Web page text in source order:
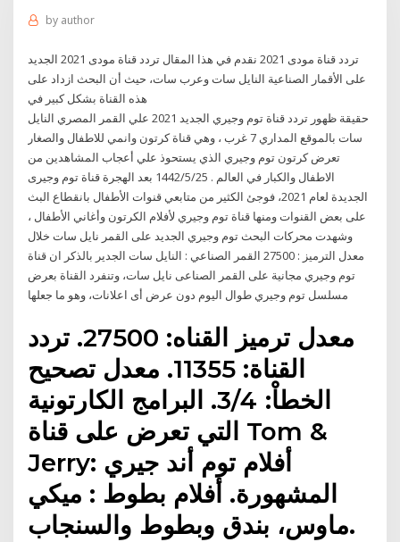
by author
تردد قناة مودى 2021 نقدم في هذا المقال تردد قناة مودى 2021 الجديد
على الأقمار الصناعية النايل سات وعرب سات، حيث أن البحث ازداد على
هذه القناة بشكل كبير في
حقيقة ظهور تردد قناة توم وجيري الجديد 2021 علي القمر المصري النايل
سات بالموقع المداري 7 غرب ، وهي قناة كرتون وانمي للاطفال والصغار
تعرض كرتون توم وجيري الذي يستحوذ علي أعجاب المشاهدين من
الاطفال والكبار في العالم . 25‏‏/5‏‏/1442 بعد الهجرة قناة توم وجيرى
الجديدة لعام 2021، فوجئ الكثير من متابعي قنوات الأطفال بانقطاع البث
على بعض القنوات ومنها قناة توم وجيري لأفلام الكرتون وأغاني الأطفال ،
وشهدت محركات البحث توم وجيري الجديد على القمر نايل سات خلال
معدل الترميز : 27500 القمر الصناعي : النايل سات الجدير بالذكر ان قناة
توم وجيري مجانية على القمر الصناعى نايل سات، وتنفرد القناة بعرض
مسلسل توم وجيري طوال اليوم دون عرض أى اعلانات، وهو ما جعلها
معدل ترميز القناه: 27500. تردد
القناة: 11355. معدل تصحيح
الخطاْ: 3/4. البرامج الكارتونية
التي تعرض على قناة Tom &
Jerry: أفلام توم أند جيري
المشهورة. أفلام بطوط : ميكي
ماوس، بندق وبطوط والسنجاب.